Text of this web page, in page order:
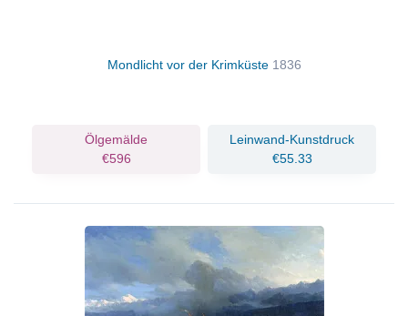
Mondlicht vor der Krimküste 1836
Ölgemälde
€596
Leinwand-Kunstdruck
€55.33